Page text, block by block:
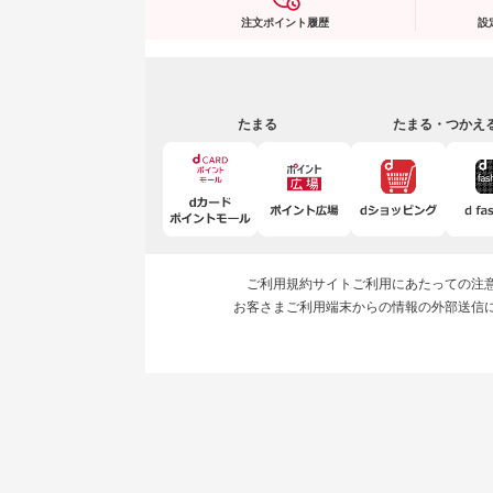
注文ポイント履歴 設
たまる たまる・つかえ
ご利用規約サイトご利用にあたっての注
お客さまご利用端末からの情報の外部送信